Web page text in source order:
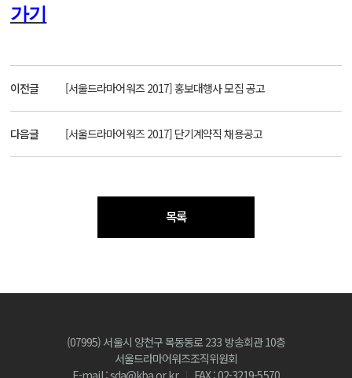
가기
이전글 [서울드라마어워즈 2017] 홍보대행사 모집 공고
다음글 [서울드라마어워즈 2017] 단기계약직 채용공고
목록
(07995) 서울시 양천구 목동동로 233 방송회관 10층
서울드라마어워즈조직위원회
E-mail : sda@kba.or.kr
FAX : 02-3219-5570